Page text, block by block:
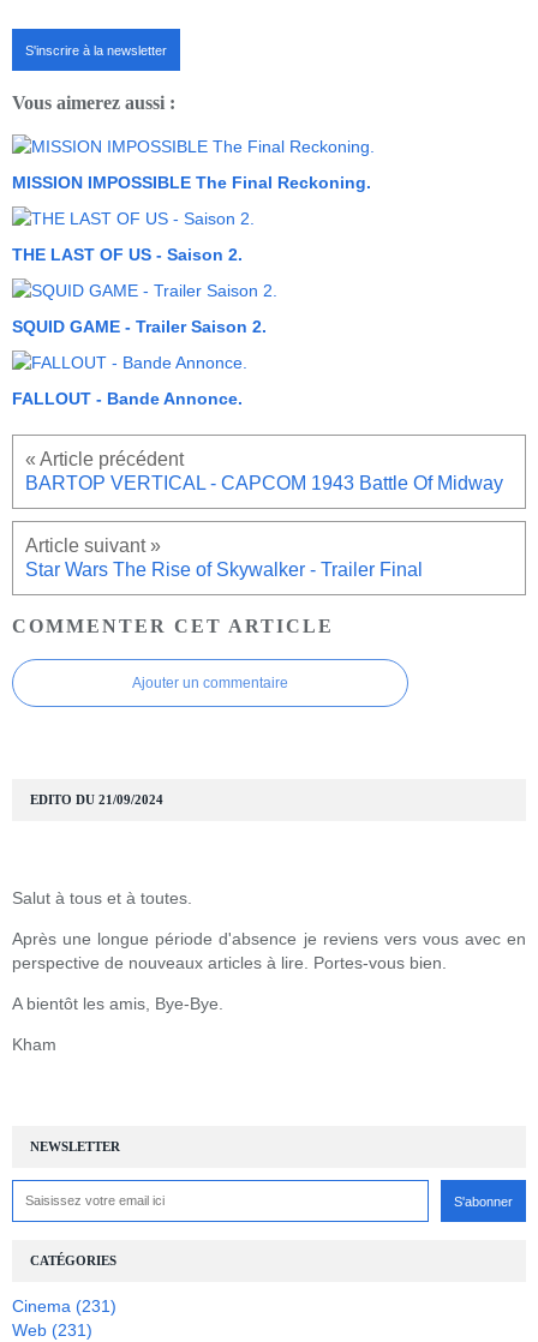
S'inscrire à la newsletter
Vous aimerez aussi :
MISSION IMPOSSIBLE The Final Reckoning.
THE LAST OF US - Saison 2.
SQUID GAME - Trailer Saison 2.
FALLOUT - Bande Annonce.
BARTOP VERTICAL - CAPCOM 1943 Battle Of Midway
Star Wars The Rise of Skywalker - Trailer Final
COMMENTER CET ARTICLE
Ajouter un commentaire
NEWSLETTER
CATÉGORIES
Cinema (231)
Web (231)
EDITO DU 21/09/2024
Salut à tous et à toutes.
Après une longue période d'absence je reviens vers vous avec en
perspective de nouveaux articles à lire. Portes-vous bien.
A bientôt les amis, Bye-Bye.
Kham